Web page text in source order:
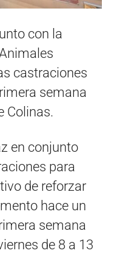
con la
castraciones
semana
Colinas.
en conjunto
para
de reforzar
hace un
semana
de 8 a 13